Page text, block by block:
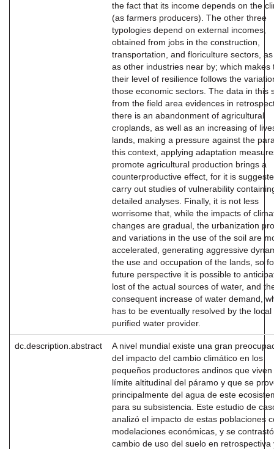
the fact that its income depends on the
(as farmers producers). The other three
typologies depend on external incomes,
obtained from jobs in the construction,
transportation, and floriculture sectors,
as other industries near by; which makes
their level of resilience follows the
those economic sectors. The data in this
from the field area evidences in
there is an abandonment of agricultural
croplands, as well as an increasing of
lands, making a pressure against the
this context, applying adaptation
promote agricultural production brings a
counterproductive effect, for it is
carry out studies of vulnerability
detailed analyses. Finally, it is not less
worrisome that, while the impacts of
changes are gradual, the urbanization
and variations in the use of the soil are
accelerated, generating aggressive
the use and occupation of the lands, so
future perspective it is possible to
lost of the actual sources of water, and
consequent increase of water demand,
has to be eventually resolved by the local
purified water provider.
dc.description.abstract
A nivel mundial existe una gran
del impacto del cambio climático en los
pequeños productores andinos que
límite altitudinal del páramo y que se
principalmente del agua de este
para su subsistencia. Este estudio de
analizó el impacto de estas poblaciones
modelaciones económicas, y se
cambio de uso del suelo en retrospectiva